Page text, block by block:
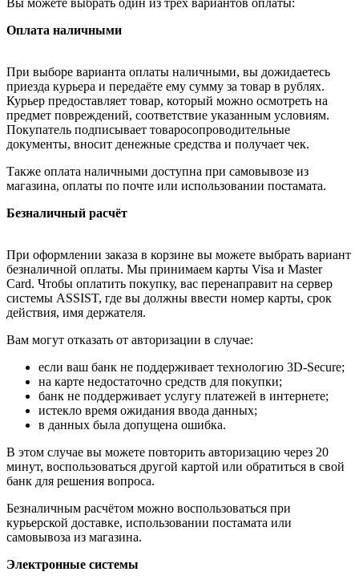
Оплата наличными
При выборе варианта оплаты наличными, вы дожидаетесь
приезда курьера и передаёте ему сумму за товар в рублях.
Курьер предоставляет товар, который можно осмотреть на
предмет повреждений, соответствие указанным условиям.
Покупатель подписывает товаросопроводительные
документы, вносит денежные средства и получает чек.
Также оплата наличными доступна при самовывозе из
магазина, оплаты по почте или использовании постамата.
Безналичный расчёт
При оформлении заказа в корзине вы можете выбрать вариант
безналичной оплаты. Мы принимаем карты Visa и Master
Card. Чтобы оплатить покупку, вас перенаправит на сервер
системы ASSIST, где вы должны ввести номер карты, срок
действия, имя держателя.
Вам могут отказать от авторизации в случае:
если ваш банк не поддерживает технологию 3D-Secure;
на карте недостаточно средств для покупки;
банк не поддерживает услугу платежей в интернете;
истекло время ожидания ввода данных;
в данных была допущена ошибка.
В этом случае вы можете повторить авторизацию через 20
минут, воспользоваться другой картой или обратиться в свой
банк для решения вопроса.
Безналичным расчётом можно воспользоваться при
курьерской доставке, использовании постамата или
самовывоза из магазина.
Электронные системы